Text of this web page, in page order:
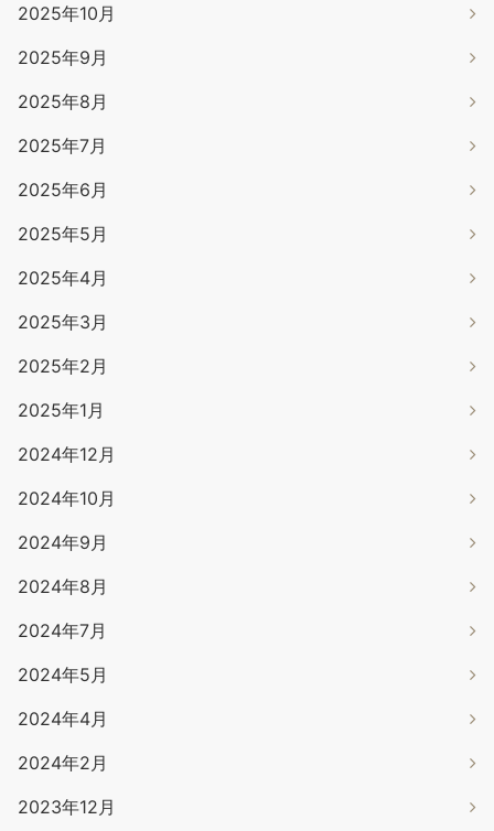
2025年10月
2025年9月
2025年8月
2025年7月
2025年6月
2025年5月
2025年4月
2025年3月
2025年2月
2025年1月
2024年12月
2024年10月
2024年9月
2024年8月
2024年7月
2024年5月
2024年4月
2024年2月
2023年12月